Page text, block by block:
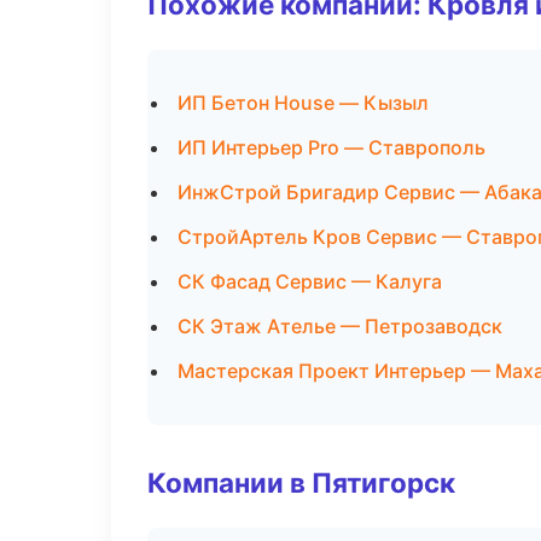
ИП Бетон House — Кызыл
ИП Интерьер Pro — Ставрополь
ИнжСтрой Бригадир Сервис —
СтройАртель Кров Сервис —
СК Фасад Сервис — Калуга
СК Этаж Ателье — Петрозаводск
Мастерская Проект Интерьер —
Компании в Пятигорск